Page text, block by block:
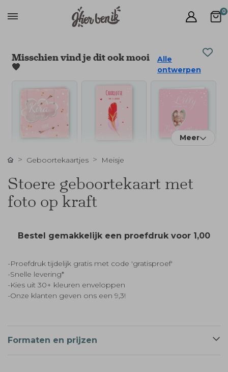
0
Misschien vind je dit ook mooi
🧡
Alle
ontwerpen
Meer
Geboortekaartjes Meisje
Stoere geboortekaart met
foto op kraft
Bestel gemakkelijk een proefdruk voor 1,00
-Proefdruk tijdelijk gratis met code 'gratisproef'
-Snelle levering*
-Kies uit 30+ kleuren enveloppen
-Onze klanten geven ons een 9,3!
Formaten en prijzen